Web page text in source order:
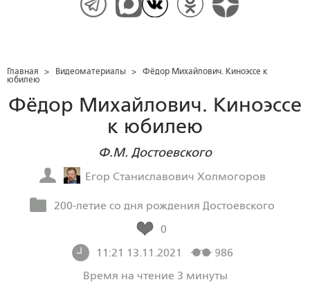
Главная > Видеоматериалы > Фёдор Михайлович. Киноэссе к
юбилею
Фёдор Михайлович. Киноэссе
к юбилею
Ф.М. Достоевского
Егор Станиславович Холмогоров
200-летие со дня рождения Достоевского
0
11:21 13.11.2021
986
Время на чтение 3 минуты